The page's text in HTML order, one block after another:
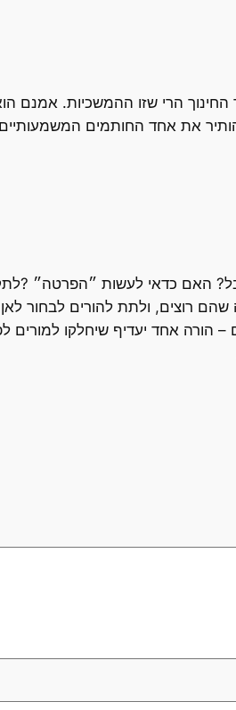
הרי שזו ההמשכיות. אמנם
את אחד החותמים
האם כדאי לעשות ״הפרטה״
רוצים, ולתת להורים לבחור
– הורה אחד יעדיף שיחלקו